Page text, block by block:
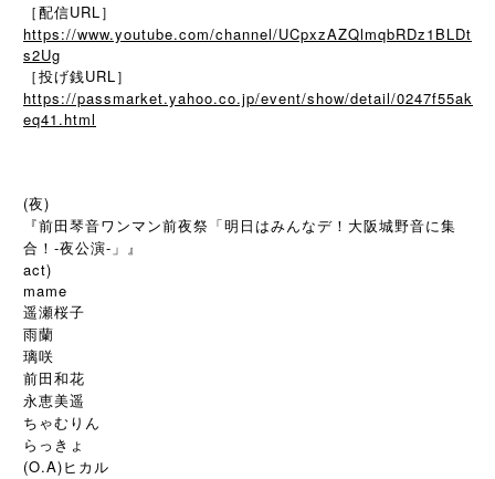
［配信URL］
https://www.youtube.com/channel/UCpxzAZQlmqbRDz1BLDt
s2Ug
［投げ銭URL］
https://passmarket.yahoo.co.jp/event/show/detail/0247f55ak
eq41.html
(夜)
『前田琴音ワンマン前夜祭「明日はみんなデ！大阪城野音に集
合！-夜公演-」』
act)
mame
遥瀬桜子
雨蘭
璃咲
前田和花
永恵美遥
ちゃむりん
らっきょ
(O.A)ヒカル